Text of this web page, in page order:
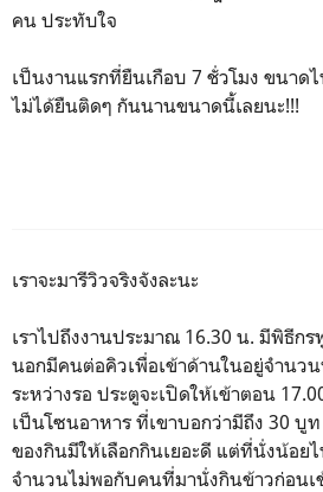
คน ประทับใจ
เป็นงานแรกที่ยืนเกือบ 7 ชั่วโมง ขนาดไ
ไม่ได้ยืนติดๆ กันนานขนาดนี้เลยนะ!!!
เราจะมารีวิวจริงจังละนะ
เราไปถึงงานประมาณ 16.30 น. มีพิธีก
นอกมีคนต่อคิวเพื่อเข้าด้านในอยู่จำนว
ระหว่างรอ ประตูจะเปิดให้เข้าตอน
เป็นโซนอาหาร ที่เขาบอกว่ามีถึง 30 บู
ของกินมีให้เลือกกินเยอะดี แต่ที่นั่งน้อ
จำนวนไม่พอกับคนที่มานั่งกินข้าวก่อนเ